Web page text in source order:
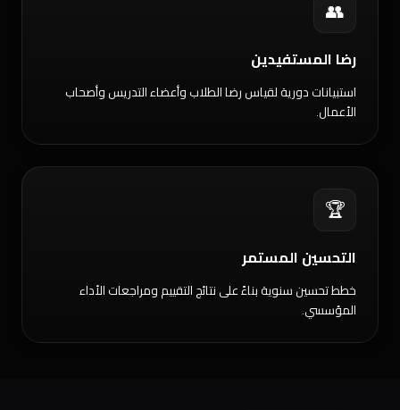
👥
رضا المستفيدين
استبيانات دورية لقياس رضا الطلاب وأعضاء التدريس وأصحاب
الأعمال.
🏆
التحسين المستمر
خطط تحسين سنوية بناءً على نتائج التقييم ومراجعات الأداء
المؤسسي.